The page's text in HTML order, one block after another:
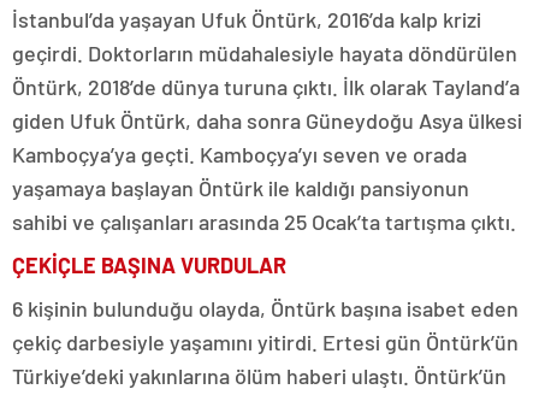
İstanbul’da yaşayan Ufuk Öntürk, 2016’da kalp krizi
geçirdi. Doktorların müdahalesiyle hayata döndürülen
Öntürk, 2018’de dünya turuna çıktı. İlk olarak Tayland’a
giden Ufuk Öntürk, daha sonra Güneydoğu Asya ülkesi
Kamboçya’ya geçti. Kamboçya’yı seven ve orada
yaşamaya başlayan Öntürk ile kaldığı pansiyonun
sahibi ve çalışanları arasında 25 Ocak’ta tartışma çıktı.
ÇEKİÇLE BAŞINA VURDULAR
6 kişinin bulunduğu olayda, Öntürk başına isabet eden
çekiç darbesiyle yaşamını yitirdi. Ertesi gün Öntürk’ün
Türkiye’deki yakınlarına ölüm haberi ulaştı. Öntürk’ün